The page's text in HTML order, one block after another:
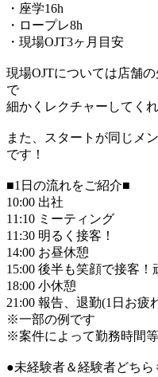
・座学16h
・ロープレ8h
・現場OJT3ヶ月目安
現場OJTについては店舗
で
細かくレクチャーしてく
また、スタートが同じメ
です！
■1日の流れをご紹介■
10:00 出社
11:10 ミーティング
11:30 明るく接客！
14:00 お昼休憩
15:00 後半も笑顔で接客
18:00 小休憩
21:00 報告、退勤(1日お疲
※一部の例です
※案件によって勤務時間
●未経験者＆経験者どちら